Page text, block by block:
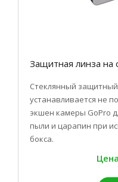
Защитная линза на
Стеклянный
устанавливается не
экшен камеры GoPro
пыли и царапин при
бокса.
Цена